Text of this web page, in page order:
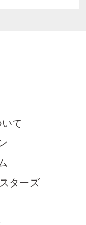
て
ターズ